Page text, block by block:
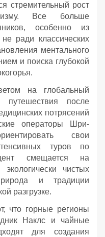
стремительный рост
Все больше
особенно из
ради классических
ментального
и поиска глубокой
на глобальный
путешествия после
потрясений
операторы Шри-
свои
туров по
смещается на
чистых
и традиции
разгрузке.
что горные регионы
Наклс и чайные
для создания